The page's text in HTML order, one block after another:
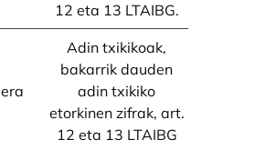
12 eta 13 LTAIBG.
Adin txikikoak,
bakarrik dauden
adin txikiko
etorkinen zifrak, art.
12 eta 13 LTAIBG